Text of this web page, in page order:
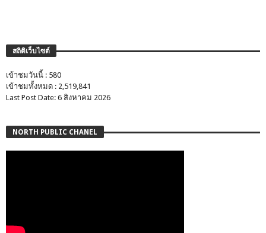
สถิติเว็บไซต์
เข้าชมวันนี้ : 580
เข้าชมทั้งหมด : 2,519,841
Last Post Date: 6 สิงหาคม 2026
NORTH PUBLIC CHANEL